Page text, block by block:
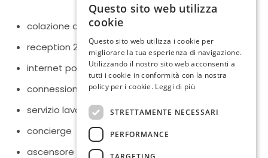
colazione a buffet
reception 24h
internet point
connessione wi-fi
servizio lavanderia esterno (a pagamento)
concierge
ascensore
GERMAN
FRENCH
Questo sito web utilizza
cookie
Questo sito web utilizza i cookie per
migliorare la tua esperienza di navigazione.
Utilizzando il nostro sito web acconsenti a
tutti i cookie in conformità con la nostra
policy per i cookie. Leggi di più
STRETTAMENTE NECESSARI
PERFORMANCE